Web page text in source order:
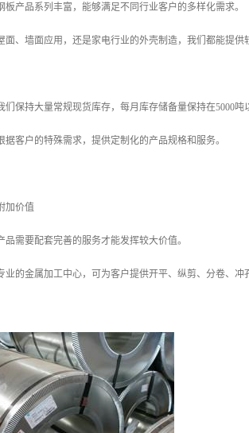
板产品系列丰富，能够满足不同行业客户的多样化需求。
面、墙面应用，还是家电行业的外壳制造，我们都能提供
们保持大量常规现货库存，每月库存储备量保持在5000吨
据客户的特殊需求，提供定制化的产品规格和服务。
加价值
品需要配套完善的服务才能发挥较大价值。
业的金属加工中心，可为客户提供开平、纵剪、分卷、